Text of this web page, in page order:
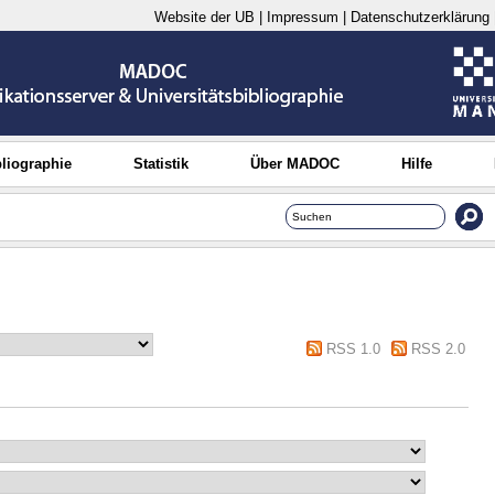
Website der UB Impressum Datenschutzerklärung
Statistik Über MADOC Hilfe
RSS 1.0
RSS 2.0